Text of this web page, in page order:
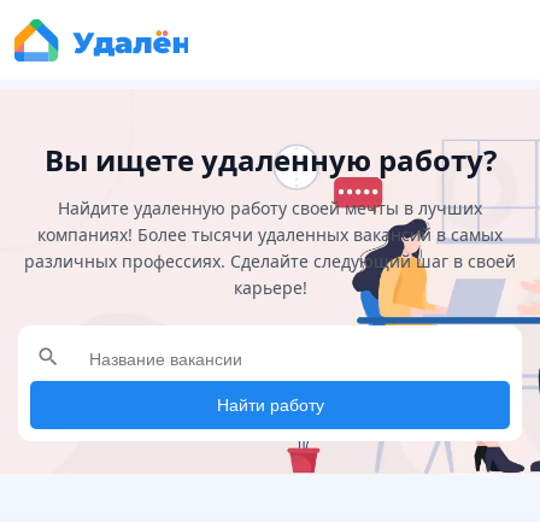
Вы ищете удаленную работу?
Найдите удаленную работу своей мечты в лучших
компаниях! Более тысячи удаленных вакансий в самых
различных профессиях. Сделайте следующий шаг в своей
карьере!
search
Найти работу